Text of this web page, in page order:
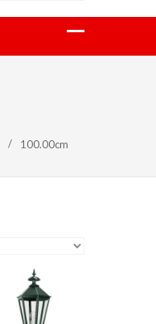
100.00cm